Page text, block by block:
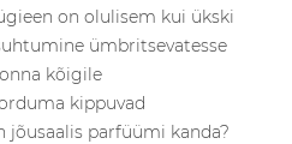
on olulisem kui ükski
ümbritsevatesse
kõigile
kippuvad
jõusaalis parfüümi kanda?